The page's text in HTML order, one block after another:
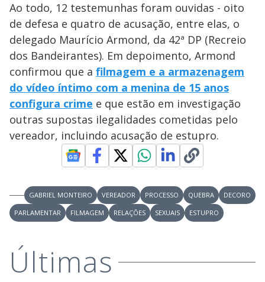
Ao todo, 12 testemunhas foram ouvidas - oito
de defesa e quatro de acusação, entre elas, o
delegado Maurício Armond, da 42ª DP (Recreio
dos Bandeirantes). Em depoimento, Armond
confirmou que a filmagem e a armazenagem
do vídeo íntimo com a menina de 15 anos
configura crime e que estão em investigação
outras supostas ilegalidades cometidas pelo
vereador, incluindo acusação de estupro.
GABRIEL MONTEIRO VEREADOR PROCESSO QUEBRA
DECORO
PARLAMENTAR
FILMAGEM RELAÇÕES SEXUAIS ESTUPRO
Últimas